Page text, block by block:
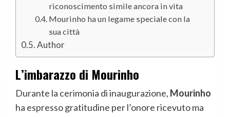
riconoscimento simile ancora in vita
Mourinho ha un legame speciale con la
sua città
Author
L’imbarazzo di Mourinho
Durante la cerimonia di inaugurazione, Mourinho
ha espresso gratitudine per l’onore ricevuto ma